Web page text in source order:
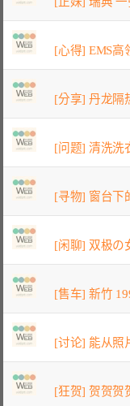
[心得] EMS高
[分享] 丹龙隔
[问题] 清洗洗
[寻物] 窗台下
[闲聊] 双极の
[售车] 新竹
[讨论] 能从照
[狂贺] 贺贺贺